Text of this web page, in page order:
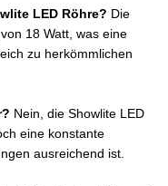
LED Röhre? Die
18 Watt, was eine
zu herkömmlichen
Nein, die Showlite LED
eine konstante
ausreichend ist.